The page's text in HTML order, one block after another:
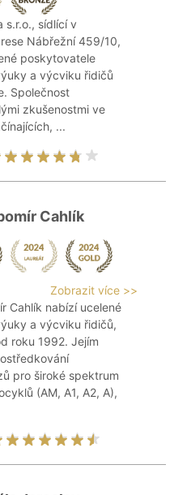
s.r.o., sídlící v
Nábřežní 459/10,
poskytovatele
a výcviku řidičů
Společnost
zkušenostmi ve
...
Cahlík
Zobrazit více >>
Cahlík nabízí ucelené
a výcviku řidičů,
roku 1992. Jejím
pro široké spektrum
(AM, A1, A2, A),